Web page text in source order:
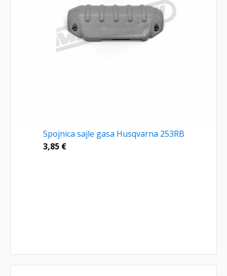
Spojnica sajle gasa Husqvarna 253RB
3,85 €